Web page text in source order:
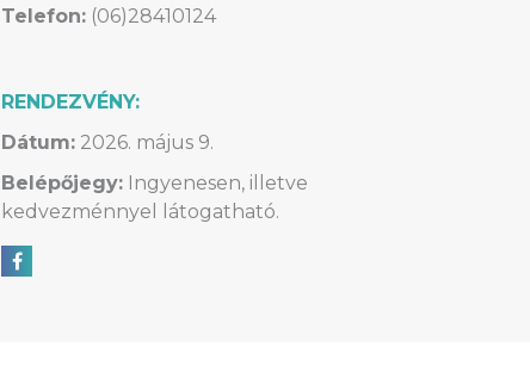
Telefon: (06)28410124
RENDEZVÉNY:
Dátum: 2026. május 9.
Belépőjegy: Ingyenesen, illetve
kedvezménnyel látogatható.
Megosztás Facebookon